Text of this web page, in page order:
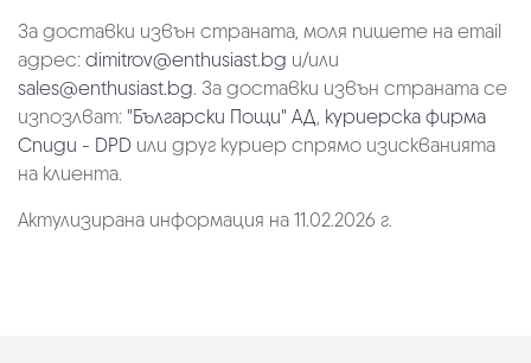
За доставки извън страната, моля пишете на email
адрес: dimitrov@enthusiast.bg и/или
sales@enthusiast.bg. За доставки извън страната се
изпозлват: "Български Пощи" АД, куриерска фирма
Спиди - DPD или друг куриер спрямо изискванията
на клиента.
Актулизирана информация на 11.02.2026 г.